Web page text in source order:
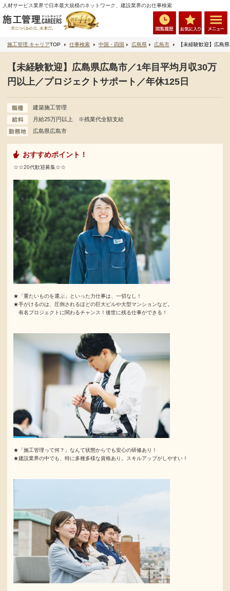
人材サービス業界で日本最大規模のネットワーク、建設業界のお仕事検索
施工管理.キャリアTOP 仕事検索 中国・四国 広島県 広島市 【未経験歓迎】広島県広島市／1年目平均月収30万円以上／プロジェクトサポート／年休125日
【未経験歓迎】広島県広島市／1年目平均月収30万
円以上／プロジェクトサポート／年休125日
建築施工管理
月給25万円以上 ※残業代全額支給
広島県広島市
おすすめポイント！
☆☆20代歓迎募集☆☆
★「重たいものを運ぶ」といった力仕事は、一切なし！
★手がけるのは、圧倒されるほどの巨大ビルや大型マンションなど。
有名プロジェクトに関わるチャンス！後世に残る仕事ができる！
★「施工管理って何？」なんて状態からでも安心の研修あり！
★建設業界の中でも、特に多種多様な資格あり。スキルアップがしやすい！